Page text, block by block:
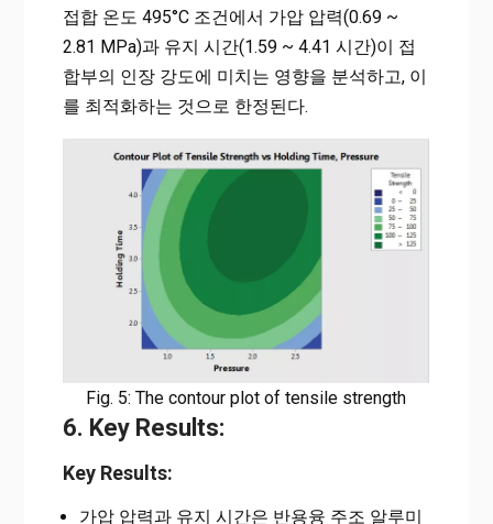
접합 온도 495°C 조건에서 가압 압력(0.69 ~
2.81 MPa)과 유지 시간(1.59 ~ 4.41 시간)이 접
합부의 인장 강도에 미치는 영향을 분석하고, 이
를 최적화하는 것으로 한정된다.
Fig. 5: The contour plot of tensile strength
6. Key Results:
Key Results:
가압 압력과 유지 시간은 반용융 주조 알루미